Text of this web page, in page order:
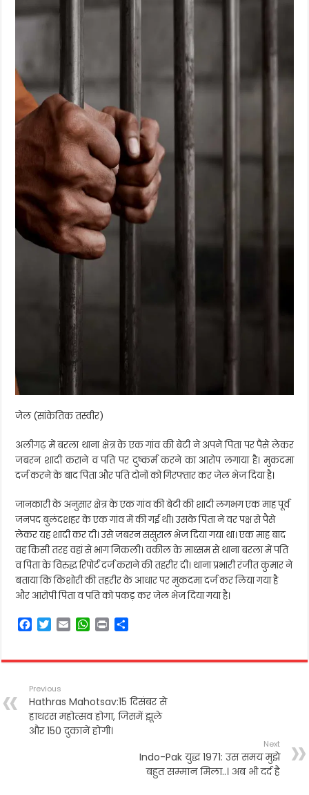
जेल (सांकेतिक तस्वीर)
अलीगढ़ में बरला थाना क्षेत्र के एक गांव की बेटी ने अपने पिता पर पैसे लेकर
जबरन शादी कराने व पति पर दुष्कर्म करने का आरोप लगाया है। मुकदमा
दर्ज करने के बाद पिता और पति दोनों को गिरफ्तार कर जेल भेज दिया है।
जानकारी के अनुसार क्षेत्र के एक गांव की बेटी की शादी लगभग एक माह पूर्व
जनपद बुलंदशहर के एक गांव में की गई थी। उसके पिता ने वर पक्ष से पैसे
लेकर यह शादी कर दी। उसे जबरन ससुराल भेज दिया गया था। एक माह बाद
वह किसी तरह वहां से भाग निकली। वकील के माध्सम से थाना बरला में पति
व पिता के विरुद्ध रिपोर्ट दर्ज कराने की तहरीर दी। थाना प्रभारी रंजीत कुमार ने
बताया कि किशोरी की तहरीर के आधार पर मुकदमा दर्ज कर लिया गया है
और आरोपी पिता व पति को पकड़ कर जेल भेज दिया गया है।
F
e
o
o
k
T
t
e
r
E
i
W
t
p
p
P
n
r
Previous
Hathras Mahotsav:15 दिसंबर से
हाथरस महोत्सव होगा, जिसमें झूले
और 150 दुकानें होंगी।
Next
Indo-Pak युद्ध 1971: उस समय मुझे
बहुत सम्मान मिला..। अब भी दर्द है